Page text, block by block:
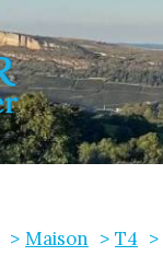
Maison T4